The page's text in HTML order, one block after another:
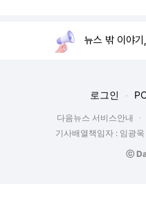
뉴스 밖 이야기
로그인
다음뉴스 서비스안내
기사배열책임자 : 임광욱
ⓒ